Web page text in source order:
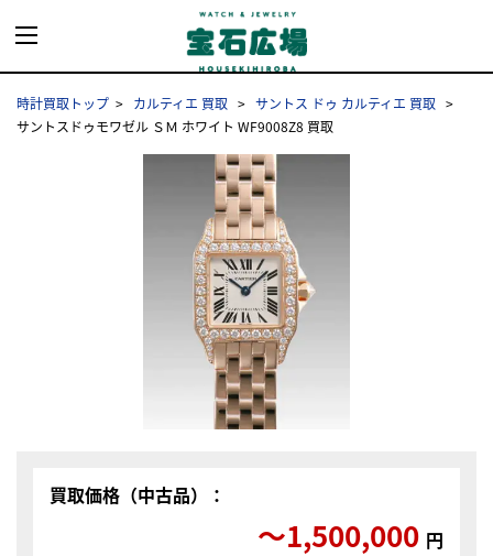
時計買取トップ カルティエ 買取
サントス ドゥ カルティエ 買取
サントスドゥモワゼル ＳＭ ホワイト WF9008Z8 買取
買取価格（中古品）：
〜1,500,000 円